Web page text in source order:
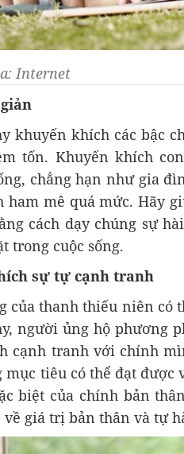
Internet
khuyến khích các bậc
tốn. Khuyến khích
chẳng hạn như gia
ham mê quá mức. Hãy
cách dạy chúng sự
trong cuộc sống.
sự tự cạnh tranh
của thanh thiếu niên có
người ủng hộ phương
cạnh tranh với chính
mục tiêu có thể đạt
biệt của chính bản
giá trị bản thân và tự